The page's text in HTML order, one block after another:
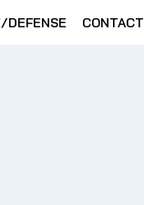
DEFENSE CONTACT